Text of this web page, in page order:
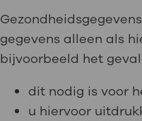
gegevens alleen als
bijvoorbeeld het
dit nodig is voor
u hiervoor